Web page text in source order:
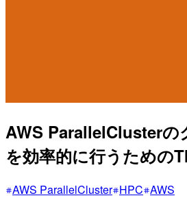
AWS ParallelClusterの
を効率的に行うための
AWS ParallelCluster HPC AWS